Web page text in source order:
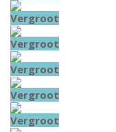
Vergroot
Vergroot
Vergroot
Vergroot
Vergroot